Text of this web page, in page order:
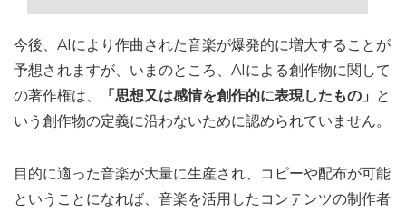
今後、AIにより作曲された音楽が爆発的に増大することが
予想されますが、いまのところ、AIによる創作物に関して
の著作権は、
「思想又は感情を創作的に表現したもの」 と
いう創作物の定義に沿わないために認められていません。
目的に適った音楽が大量に生産され、コピーや配布が可能
ということになれば、音楽を活用したコンテンツの制作者